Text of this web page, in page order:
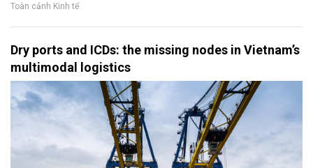
Toàn cảnh Kinh tế
Dry ports and ICDs: the missing nodes in Vietnam’s
multimodal logistics